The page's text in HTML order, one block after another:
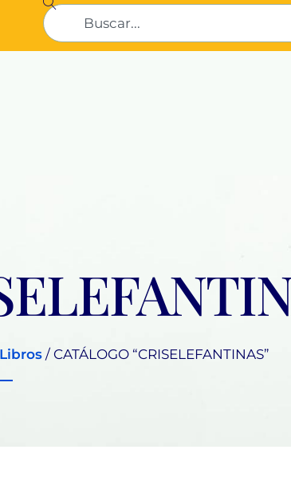
/ CATÁLOGO “CRISELEFANTINAS”